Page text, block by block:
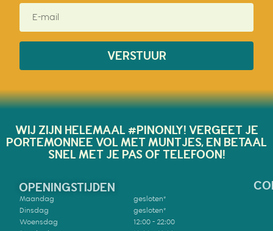
VERSTUUR
WIJ ZIJN HELEMAAL #PINONLY! VERGEET JE
PORTEMONNEE VOL MET MUNTJES, EN BETAAL
SNEL MET JE PAS OF TELEFOON!
OPENINGSTIJDEN
Maandag
Dinsdag
Woensdag
gesloten*
gesloten*
12:00 - 22:00